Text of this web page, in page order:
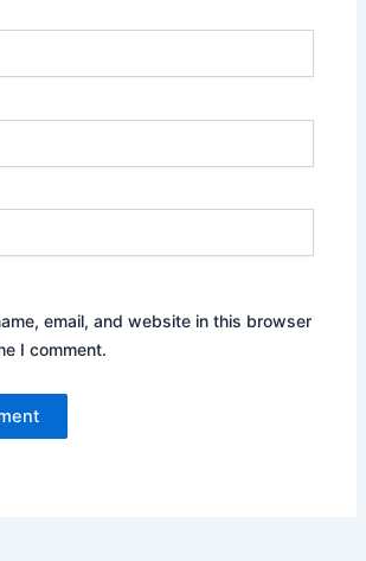
email, and website in this browser
I comment.